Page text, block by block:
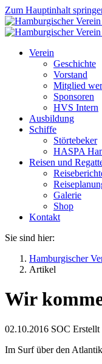
Zum Hauptinhalt
Verein
Geschichte
Vorstand
Mitglied
Sponsoren
HVS Intern
Ausbildung
Schiffe
Störtebeker
HASPA
Reisen und
Galerie
Shop
Kontakt
Sie sind hier:
Hamburgischer
Artikel
Wir
02.10.2016 SOC Erstellt
Im Surf über den